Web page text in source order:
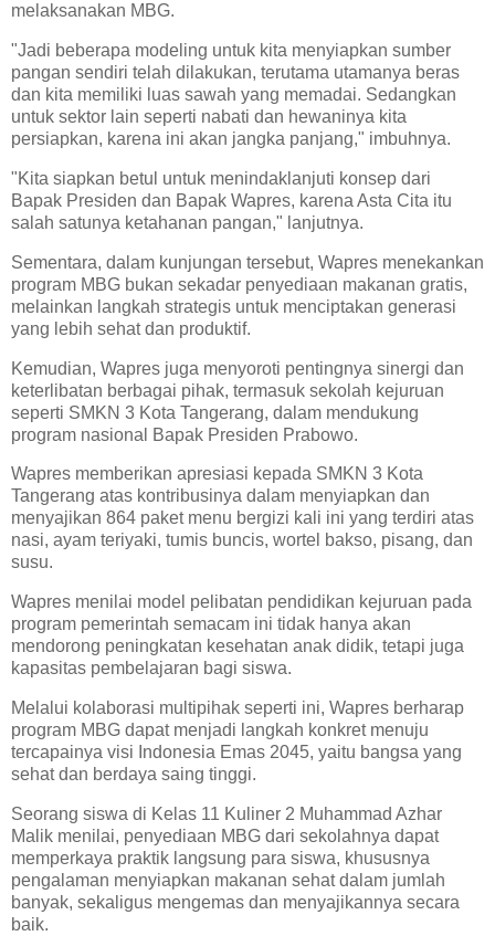
melaksanakan MBG.
"Jadi beberapa modeling untuk kita menyiapkan sumber
pangan sendiri telah dilakukan, terutama utamanya beras
dan kita memiliki luas sawah yang memadai. Sedangkan
untuk sektor lain seperti nabati dan hewaninya kita
persiapkan, karena ini akan jangka panjang," imbuhnya.
"Kita siapkan betul untuk menindaklanjuti konsep dari
Bapak Presiden dan Bapak Wapres, karena Asta Cita itu
salah satunya ketahanan pangan," lanjutnya.
Sementara, dalam kunjungan tersebut, Wapres menekankan
program MBG bukan sekadar penyediaan makanan gratis,
melainkan langkah strategis untuk menciptakan generasi
yang lebih sehat dan produktif.
Kemudian, Wapres juga menyoroti pentingnya sinergi dan
keterlibatan berbagai pihak, termasuk sekolah kejuruan
seperti SMKN 3 Kota Tangerang, dalam mendukung
program nasional Bapak Presiden Prabowo.
Wapres memberikan apresiasi kepada SMKN 3 Kota
Tangerang atas kontribusinya dalam menyiapkan dan
menyajikan 864 paket menu bergizi kali ini yang terdiri atas
nasi, ayam teriyaki, tumis buncis, wortel bakso, pisang, dan
susu.
Wapres menilai model pelibatan pendidikan kejuruan pada
program pemerintah semacam ini tidak hanya akan
mendorong peningkatan kesehatan anak didik, tetapi juga
kapasitas pembelajaran bagi siswa.
Melalui kolaborasi multipihak seperti ini, Wapres berharap
program MBG dapat menjadi langkah konkret menuju
tercapainya visi Indonesia Emas 2045, yaitu bangsa yang
sehat dan berdaya saing tinggi.
Seorang siswa di Kelas 11 Kuliner 2 Muhammad Azhar
Malik menilai, penyediaan MBG dari sekolahnya dapat
memperkaya praktik langsung para siswa, khususnya
pengalaman menyiapkan makanan sehat dalam jumlah
banyak, sekaligus mengemas dan menyajikannya secara
baik.